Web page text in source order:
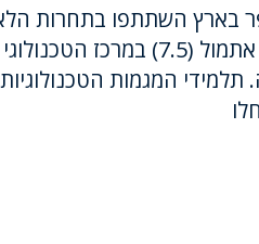
תיכון מ- 35 בתי ספר בארץ השתתפו בתחרות
לרובוטיקה והנדסה שהתקיימה אתמול (7.5)
המגמות